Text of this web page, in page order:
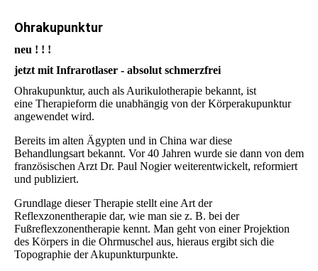
Ohrakupunktur
neu ! ! !
jetzt mit Infrarotlaser - absolut schmerzfrei
Ohrakupunktur, auch als Aurikulotherapie bekannt, ist
eine Therapieform die unabhängig von der Körperakupunktur
angewendet wird.
Bereits im alten Ägypten und in China war diese
Behandlungsart bekannt. Vor 40 Jahren wurde sie dann von dem
französischen Arzt Dr. Paul Nogier weiterentwickelt, reformiert
und publiziert.
Grundlage dieser Therapie stellt eine Art der
Reflexzonentherapie dar, wie man sie z. B. bei der
Fußreflexzonentherapie kennt. Man geht von einer Projektion
des Körpers in die Ohrmuschel aus, hieraus ergibt sich die
Topographie der Akupunkturpunkte.